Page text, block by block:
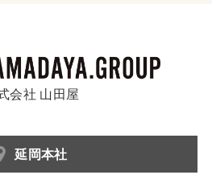
会社 山田屋
延岡本社